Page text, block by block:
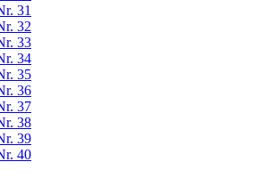
31
32
33
34
35
36
37
38
39
40